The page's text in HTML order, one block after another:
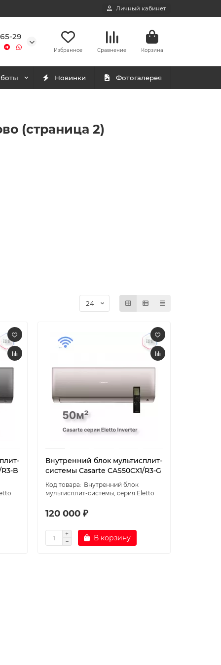
Личный кабинет
29
Избранное Сравнение Корзина
Новинки Фотогалерея
(страница 2)
B
Внутренний блок мультисплит-
системы Casarte CAS50CX1/R3-G
Внутренний блок
мультисплит-системы, серия Eletto
120 000 ₽
В корзину